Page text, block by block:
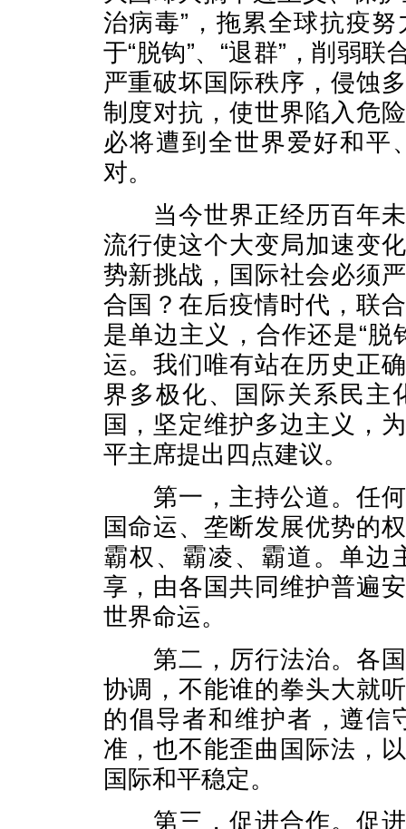
治病毒”，拖累全球抗疫
于“脱钩”、“退群”，削弱
严重破坏国际秩序，侵蚀
制度对抗，使世界陷入危
必将遭到全世界爱好和平
对。
当今世界正经历百年未
流行使这个大变局加速变
势新挑战，国际社会必须
合国？在后疫情时代，联
是单边主义，合作还是“
运。我们唯有站在历史正
界多极化、国际关系民主
国，坚定维护多边主义，
平主席提出四点建议。
第一，主持公道。任何
国命运、垄断发展优势的
霸权、霸凌、霸道。单边
享，由各国共同维护普遍
世界命运。
第二，厉行法治。各国
协调，不能谁的拳头大就
的倡导者和维护者，遵信
准，也不能歪曲国际法，
国际和平稳定。
第三，促进合作。促进